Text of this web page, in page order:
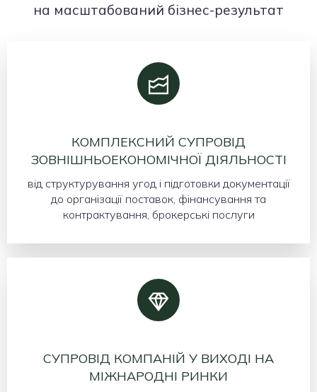
на масштабований бізнес-результат
КОМПЛЕКСНИЙ СУПРОВІД
ЗОВНІШНЬОЕКОНОМІЧНОЇ ДІЯЛЬНОСТІ
від структурування угод і підготовки документації
до організації поставок, фінансування та
контрактування, брокерські послуги
СУПРОВІД КОМПАНІЙ У ВИХОДІ НА
МІЖНАРОДНІ РИНКИ